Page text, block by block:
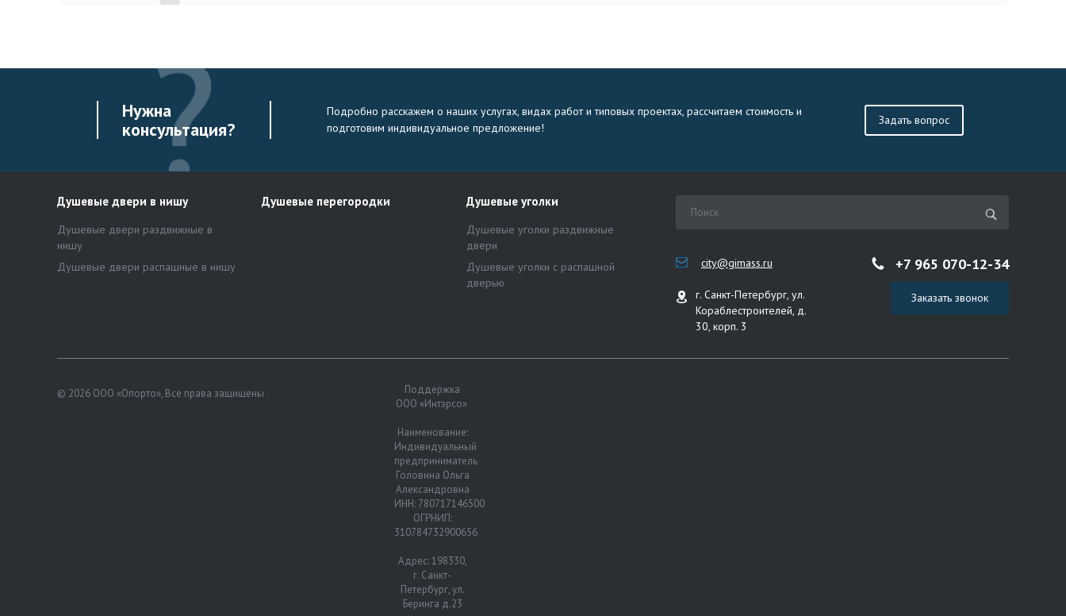
Нужна
консультация?
Подробно расскажем о наших услугах, видах работ и типовых проектах, рассчитаем стоимость и
подготовим индивидуальное предложение!
Задать вопрос
Душевые двери в нишу
Душевые двери раздвижные в
нишу
Душевые двери распашные в нишу
Душевые перегородки Душевые уголки
Душевые уголки раздвижные
двери
Душевые уголки с распашной
дверью
city@gimass.ru
г. Санкт-Петербург, ул.
Кораблестроителей, д.
30, корп. 3
+7 965 070-12-34
Заказать звонок
© 2026 ООО «Опорто», Все права защищены
Поддержка
ООО «Интэрсо»
Наименование:
Индивидуальный
предприниматель
Головина Ольга
Александровна
ИНН: 780717146500
ОГРНИП:
310784732900656
Адрес: 198330,
г. Санкт-
Петербург, ул.
Беринга д.23